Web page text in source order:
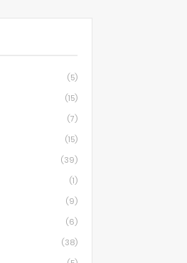
(5)
(15)
(7)
(15)
(39)
(1)
(9)
(6)
(38)